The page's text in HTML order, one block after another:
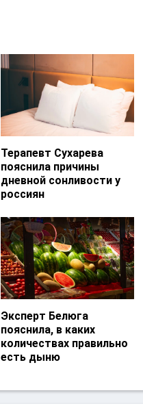
Терапевт Сухарева
пояснила причины
дневной сонливости у
россиян
Эксперт Белюга
пояснила, в каких
количествах правильно
есть дыню